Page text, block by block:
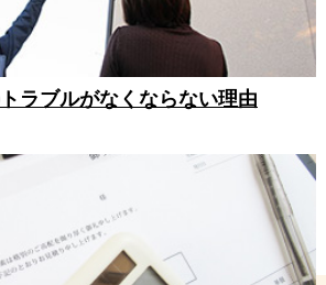
ラブルがなくならない理由